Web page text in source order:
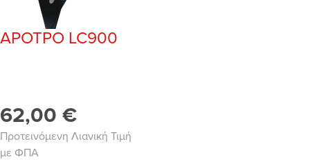
ΑΡΟΤΡΟ LC900
62,00 €
Προτεινόμενη Λιανική Τιμή
με ΦΠΑ